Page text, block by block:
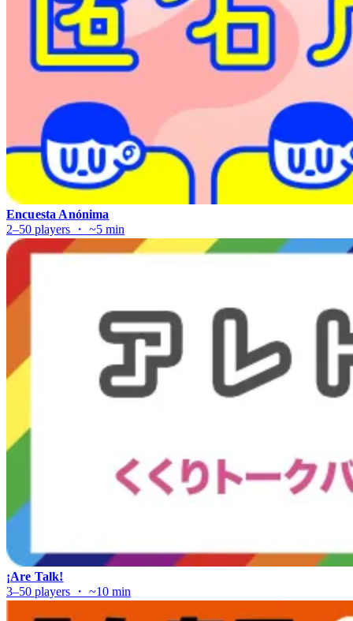
Encuesta Anónima
2–50 players ・ ~5 min
¡Are Talk!
3–50 players ・ ~10 min